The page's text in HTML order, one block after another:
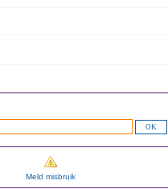
Meld misbruik